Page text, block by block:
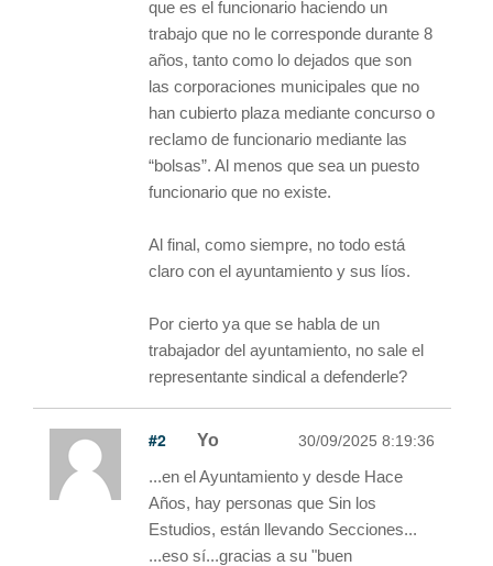
que es el funcionario haciendo un
trabajo que no le corresponde durante 8
años, tanto como lo dejados que son
las corporaciones municipales que no
han cubierto plaza mediante concurso o
reclamo de funcionario mediante las
“bolsas”. Al menos que sea un puesto
funcionario que no existe.
Al final, como siempre, no todo está
claro con el ayuntamiento y sus líos.
Por cierto ya que se habla de un
trabajador del ayuntamiento, no sale el
representante sindical a defenderle?
#2 Yo 30/09/2025 8:19:36
...en el Ayuntamiento y desde Hace
Años, hay personas que Sin los
Estudios, están llevando Secciones...
...eso sí...gracias a su "buen